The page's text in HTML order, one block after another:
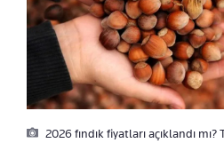
2026 fındık fiyatları açıklandı mı?